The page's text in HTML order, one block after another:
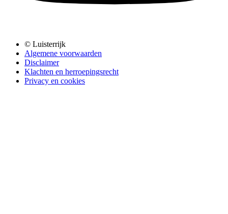
© Luisterrijk
Algemene voorwaarden
Disclaimer
Klachten en herroepingsrecht
Privacy en cookies